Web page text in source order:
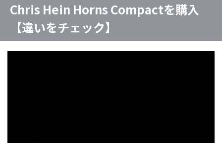
Chris Hein Horns Compactを購入
【違いをチェック】